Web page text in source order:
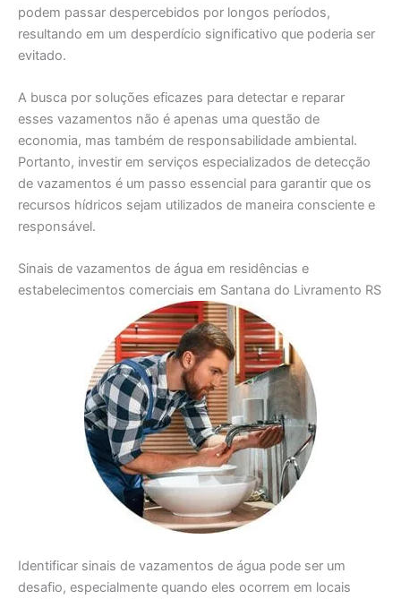
podem passar despercebidos por longos períodos,
resultando em um desperdício significativo que poderia ser
evitado.
A busca por soluções eficazes para detectar e reparar
esses vazamentos não é apenas uma questão de
economia, mas também de responsabilidade ambiental.
Portanto, investir em serviços especializados de detecção
de vazamentos é um passo essencial para garantir que os
recursos hídricos sejam utilizados de maneira consciente e
responsável.
Sinais de vazamentos de água em residências e
estabelecimentos comerciais em Santana do Livramento RS
Identificar sinais de vazamentos de água pode ser um
desafio, especialmente quando eles ocorrem em locais